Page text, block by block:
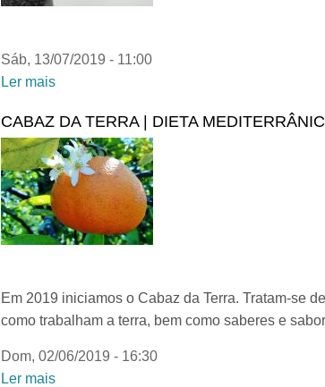
Sáb, 13/07/2019 - 11:00
Ler mais
CABAZ DA TERRA | DIETA
Em 2019 iniciamos o Cabaz da Terra. Tratam-se
como trabalham a terra, bem como saberes e
Dom, 02/06/2019 - 16:30
Ler mais